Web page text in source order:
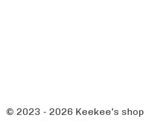
© 2023 - 2026 Keekee's shop